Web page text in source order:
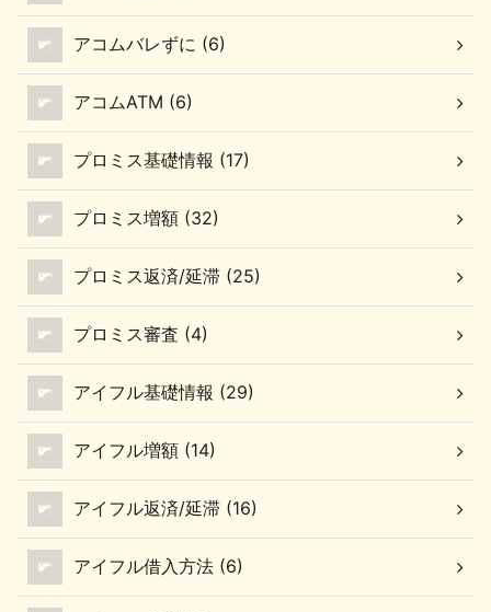
アコムバレずに (6)
アコムATM (6)
プロミス基礎情報 (17)
プロミス増額 (32)
プロミス返済/延滞 (25)
プロミス審査 (4)
アイフル基礎情報 (29)
アイフル増額 (14)
アイフル返済/延滞 (16)
アイフル借入方法 (6)